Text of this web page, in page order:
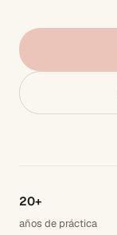
20+
años de práctica